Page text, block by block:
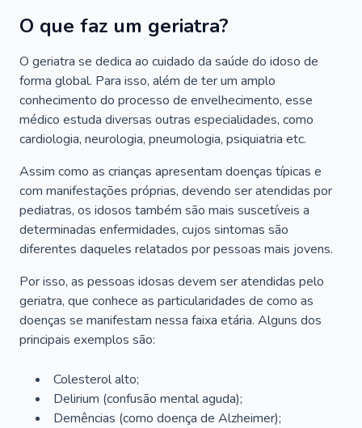
O que faz um geriatra?
O geriatra se dedica ao cuidado da saúde do idoso de
forma global. Para isso, além de ter um amplo
conhecimento do processo de envelhecimento, esse
médico estuda diversas outras especialidades, como
cardiologia, neurologia, pneumologia, psiquiatria etc.
Assim como as crianças apresentam doenças típicas e
com manifestações próprias, devendo ser atendidas por
pediatras, os idosos também são mais suscetíveis a
determinadas enfermidades, cujos sintomas são
diferentes daqueles relatados por pessoas mais jovens.
Por isso, as pessoas idosas devem ser atendidas pelo
geriatra, que conhece as particularidades de como as
doenças se manifestam nessa faixa etária. Alguns dos
principais exemplos são:
Colesterol alto;
Delirium (confusão mental aguda);
Demências (como doença de Alzheimer);